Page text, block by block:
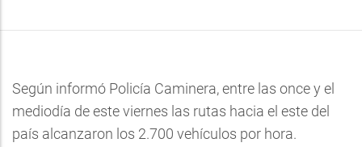
Según informó Policía Caminera, entre las once y el
mediodía de este viernes las rutas hacia el este del
país alcanzaron los 2.700 vehículos por hora.